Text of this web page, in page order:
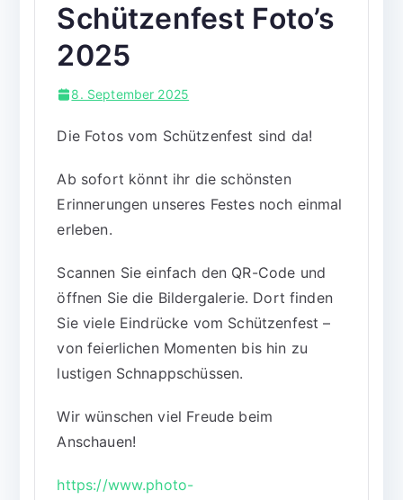
Schützenfest Foto’s
2025
8. September 2025
Die Fotos vom Schützenfest sind da!
Ab sofort könnt ihr die schönsten
Erinnerungen unseres Festes noch einmal
erleben.
Scannen Sie einfach den QR-Code und
öffnen Sie die Bildergalerie. Dort finden
Sie viele Eindrücke vom Schützenfest –
von feierlichen Momenten bis hin zu
lustigen Schnappschüssen.
Wir wünschen viel Freude beim
Anschauen!
https://www.photo-